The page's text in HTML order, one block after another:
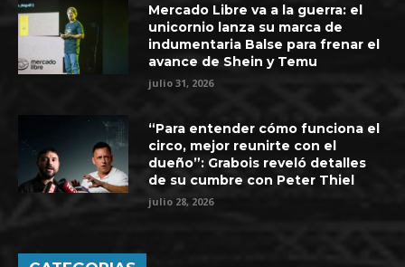
Mercado Libre va a la guerra: el
unicornio lanza su marca de
indumentaria Balse para frenar el
avance de Shein y Temu
julio 31, 2026
“Para entender cómo funciona el
circo, mejor reunirte con el
dueño”: Grabois reveló detalles
de su cumbre con Peter Thiel
julio 28, 2026